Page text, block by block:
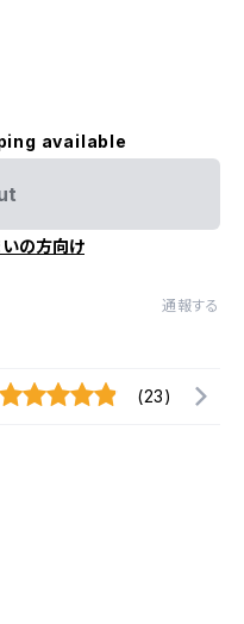
available
の方向け
通報する
(23)